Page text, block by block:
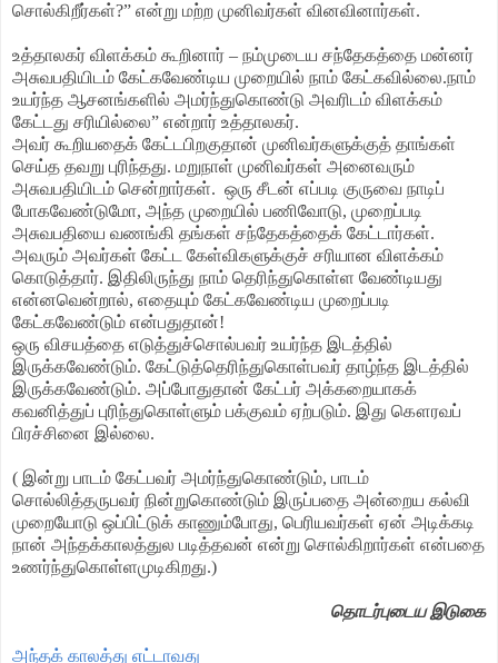
சொல்கிறீர்கள்?” என்று மற்ற முனிவர்கள் வினவினார்கள்.
உத்தாலகர் விளக்கம் கூறினார் – நம்முடைய சந்தேகத்தை மன்னர்
அசுவபதியிடம் கேட்கவேண்டிய முறையில் நாம் கேட்கவில்லை.நாம்
உயர்ந்த ஆசனங்களில் அமர்ந்துகொண்டு அவரிடம் விளக்கம்
கேட்டது சரியில்லை” என்றார் உத்தாலகர்.
அவர் கூறியதைக் கேட்டபிறகுதான் முனிவர்களுக்குத் தாங்கள்
செய்த தவறு புரிந்தது. மறுநாள் முனிவர்கள் அனைவரும்
அசுவபதியிடம் சென்றார்கள். ஒரு சீடன் எப்படி குருவை நாடிப்
போகவேண்டுமோ, அந்த முறையில் பணிவோடு, முறைப்படி
அசுவபதியை வணங்கி தங்கள் சந்தேகத்தைக் கேட்டார்கள்.
அவரும் அவர்கள் கேட்ட கேள்விகளுக்குச் சரியான விளக்கம்
கொடுத்தார். இதிலிருந்து நாம் தெரிந்துகொள்ள வேண்டியது
என்னவென்றால், எதையும் கேட்கவேண்டிய முறைப்படி
கேட்கவேண்டும் என்பதுதான்!
ஒரு விசயத்தை எடுத்துச்சொல்பவர் உயர்ந்த இடத்தில்
இருக்கவேண்டும். கேட்டுத்தெரிந்துகொள்பவர் தாழ்ந்த இடத்தில்
இருக்கவேண்டும். அப்போதுதான் கேட்பர் அக்கறையாகக்
கவனித்துப் புரிந்துகொள்ளும் பக்குவம் ஏற்படும். இது கௌரவப்
பிரச்சினை இல்லை.
( இன்று பாடம் கேட்பவர் அமர்ந்துகொண்டும், பாடம்
சொல்லித்தருபவர் நின்றுகொண்டும் இருப்பதை அன்றைய கல்வி
முறையோடு ஒப்பிட்டுக் காணும்போது, பெரியவர்கள் ஏன் அடிக்கடி
நான் அந்தக்காலத்துல படித்தவன் என்று சொல்கிறார்கள் என்பதை
உணர்ந்துகொள்ளமுடிகிறது.)
தொடர்புடைய இடுகை
அந்தக் காலத்து எட்டாவது